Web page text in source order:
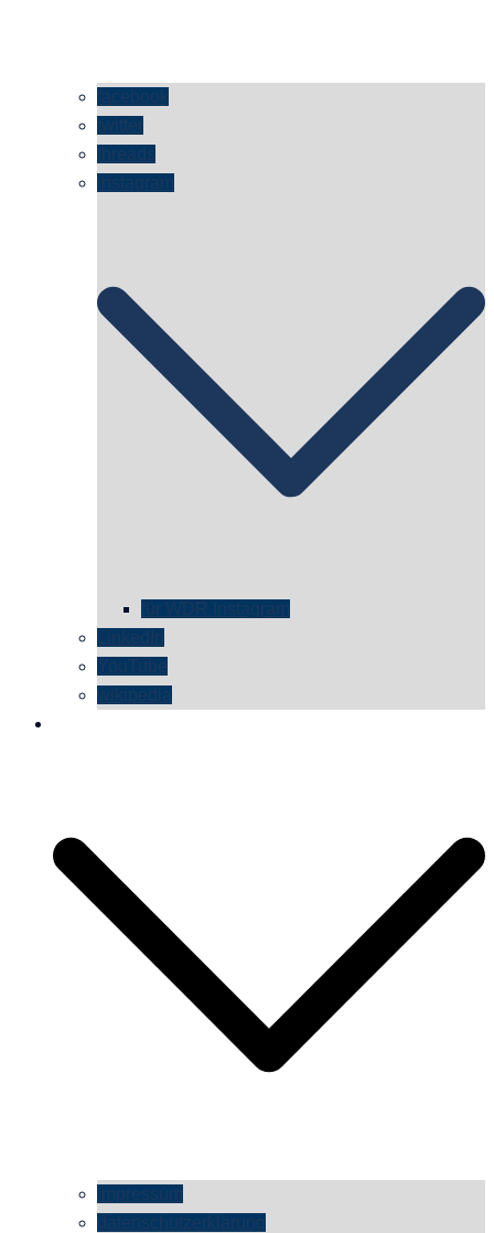
facebook
twitter
threads
instagram
für WDR Instagram
LinkedIn
YouTube
wikipedia
impressum
datenschutzerklärung